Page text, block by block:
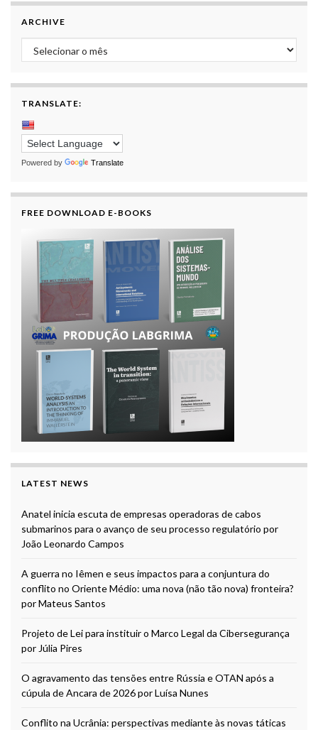
ARCHIVE
Archive
TRANSLATE:
Powered by Translate
FREE DOWNLOAD E-BOOKS
LATEST NEWS
Anatel inicia escuta de empresas operadoras de cabos
submarinos para o avanço de seu processo regulatório por
João Leonardo Campos
A guerra no Iêmen e seus impactos para a conjuntura do
conflito no Oriente Médio: uma nova (não tão nova) fronteira?
por Mateus Santos
Projeto de Lei para instituir o Marco Legal da Cibersegurança
por Júlia Pires
O agravamento das tensões entre Rússia e OTAN após a
cúpula de Ancara de 2026 por Luísa Nunes
Conflito na Ucrânia: perspectivas mediante às novas táticas